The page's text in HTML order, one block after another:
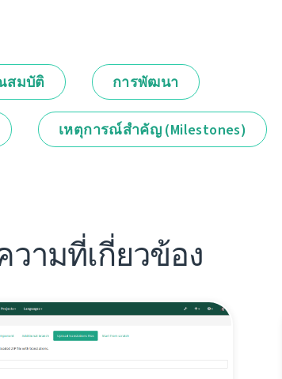
สมบัติ การพัฒนา
เหตุการณ์สำคัญ (Milestones)
ามที่เกี่ยวข้อง